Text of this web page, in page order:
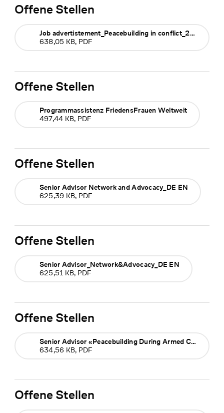
Offene Stellen
Job advertistement_Peacebuilding in conflict_2024
638,05 KB, PDF
Offene Stellen
Programmassistenz FriedensFrauen Weltweit
497,44 KB, PDF
Offene Stellen
Senior Advisor Network and Advocacy_DE EN
625,39 KB, PDF
Offene Stellen
Senior Advisor_Network&Advocacy_DE EN
625,51 KB, PDF
Offene Stellen
Senior Advisor «Peacebuilding During Armed Conflict»_DE EN
634,56 KB, PDF
Offene Stellen